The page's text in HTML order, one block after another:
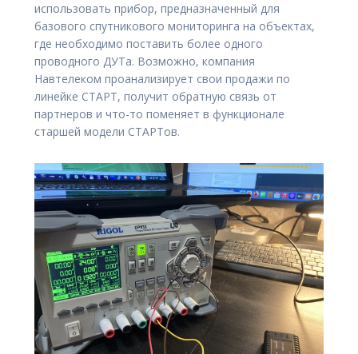
использовать прибор, предназначенный для
базового спутникового мониторинга на объектах,
где необходимо поставить более одного
проводного ДУТа. Возможно, компания
Навтелеком проанализирует свои продажи по
линейке СТАРТ, получит обратную связь от
партнеров и что-то поменяет в функционале
старшей модели СТАРТов.